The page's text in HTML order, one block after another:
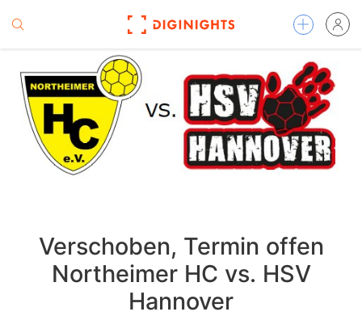
Verschoben, Termin offen
Northeimer HC vs. HSV
Hannover